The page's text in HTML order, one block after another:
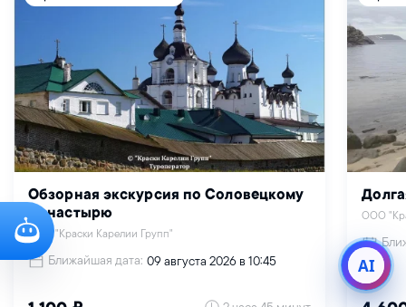
Обзорная экскурсия по Соловецкому
монастырю
ООО "Краски Карелии Групп"
Ближайшая дата: 09 августа 2026 в 10:45
ООО
AI